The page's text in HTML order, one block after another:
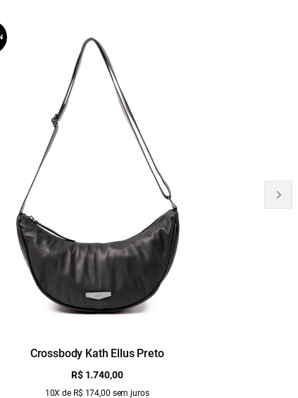
Crossbody Kath Ellus Preto
R$ 1.740,00
10X de R$ 174,00 sem juros